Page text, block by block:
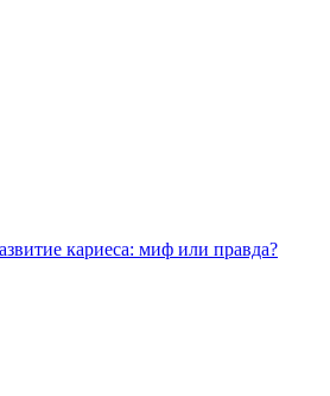
кариеса: миф или правда?